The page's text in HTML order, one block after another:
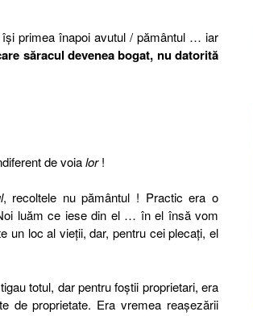
primea înapoi avutul / pământul … iar
săracul devenea bogat, nu datorită
de voialor!
, recoltele nu pământul ! Practic era o
luăm ce iese din el … în el însă vom
un loc al vieţii, dar, pentru cei plecaţi, el
totul, dar pentru foştii proprietari, era
de proprietate. Era vremea reaşezării